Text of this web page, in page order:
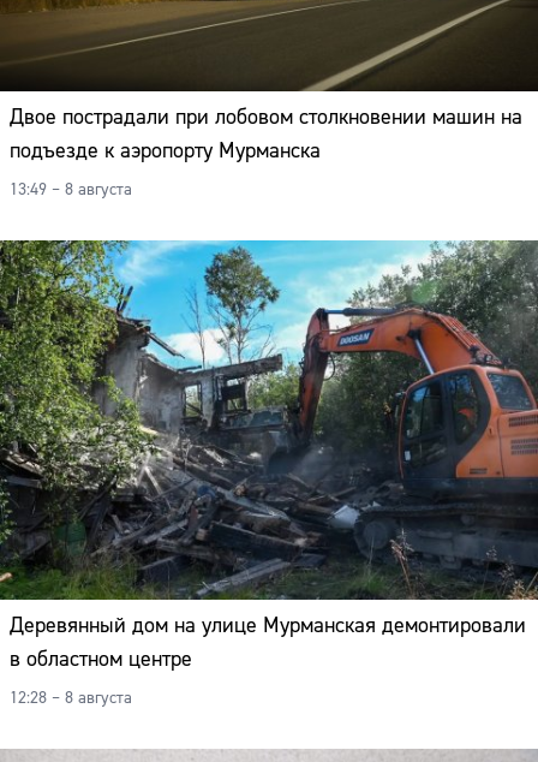
Двое пострадали при лобовом столкновении машин на
подъезде к аэропорту Мурманска
13:49 – 8 августа
Деревянный дом на улице Мурманская демонтировали
в областном центре
12:28 – 8 августа